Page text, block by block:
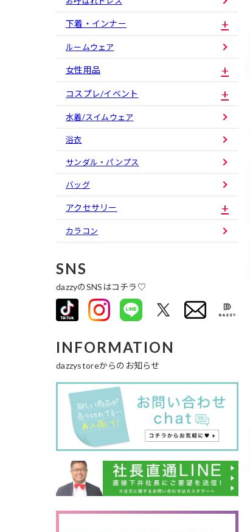
下着・インナー
ルームウェア
女性用品
コスプレ/イベント
水着/スイムウェア
浴衣
サンダル・パンプス
バッグ
アクセサリー
カラコン
SNS
dazzyのSNSはコチラ♡
INFORMATION
dazzystoreからのお知らせ